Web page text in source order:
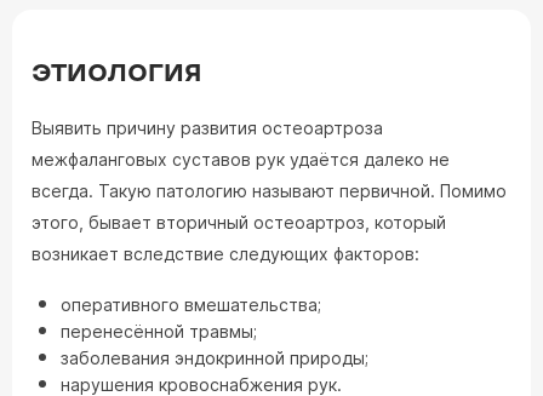
ЭТИОЛОГИЯ
Выявить причину развития остеоартроза
межфаланговых суставов рук удаётся далеко не
всегда. Такую патологию называют первичной. Помимо
этого, бывает вторичный остеоартроз, который
возникает вследствие следующих факторов:
оперативного вмешательства;
перенесённой травмы;
заболевания эндокринной природы;
нарушения кровоснабжения рук.